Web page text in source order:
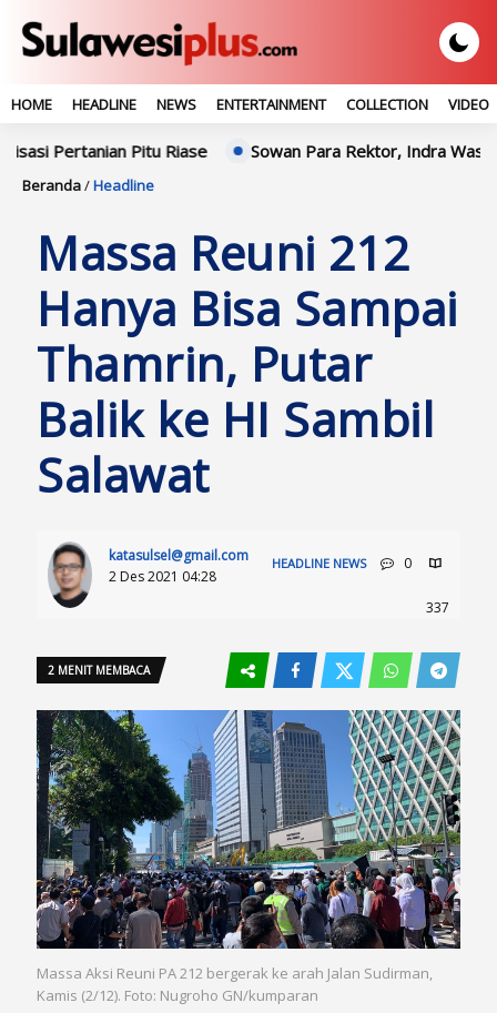
HOME HEADLINE NEWS ENTERTAINMENT COLLECTION VIDEO
Pitu Riase Sowan Para Rektor, Indra Waspada:
Beranda/Headline
Massa Reuni 212
Hanya Bisa Sampai
Thamrin, Putar
Balik ke HI Sambil
Salawat
katasulsel@gmail.com
2 Des 2021 04:28
HEADLINE NEWS 0
337
2 MENIT MEMBACA
Massa Aksi Reuni PA 212 bergerak ke arah Jalan Sudirman,
Kamis (2/12). Foto: Nugroho GN/kumparan